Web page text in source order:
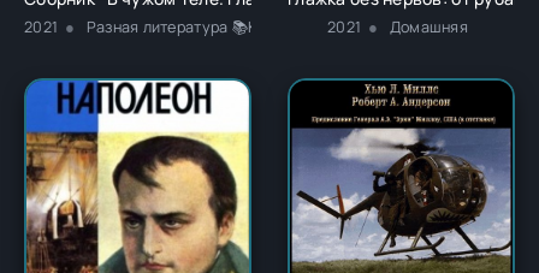
2021 Разная литература 📚Классика 2021 Домашняя